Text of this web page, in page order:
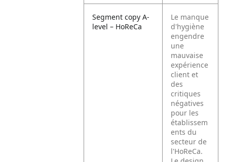
Segment copy A-
level – HoReCa
Le manque
d'hygiène
engendre
une
mauvaise
expérience
client et
des
critiques
négatives
pour les
établissem
ents du
secteur de
l'HoReCa.